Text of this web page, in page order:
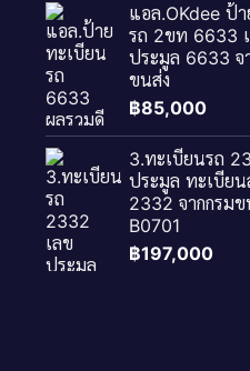
แอล.OKdee ป้
รถ 2ขท 6633
ประมูล 6633 จ
ขนส่ง
฿85,000
3.ทะเบียนรถ
ประมูล ทะเบีย
2332 จากกรม
B0701
฿197,000